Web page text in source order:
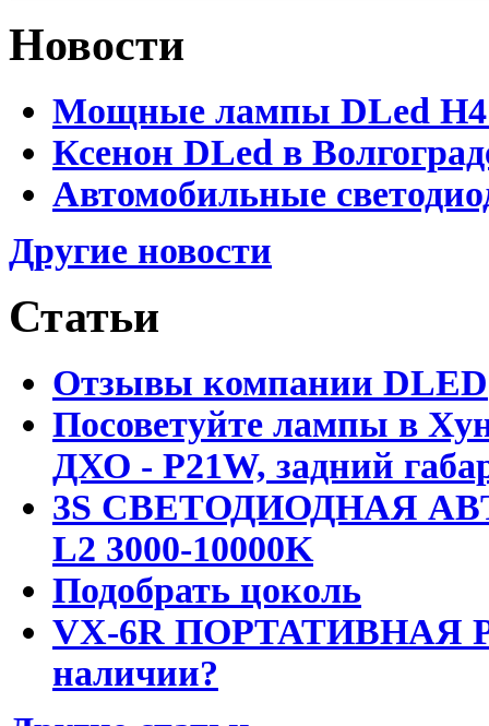
Новости
Мощные лампы DLed H4
Ксенон DLed в
Автомобильные
Другие новости
Статьи
Отзывы компании DLED
Посоветуйте лампы в
ДХО - P21W, задний
3S СВЕТОДИОДНАЯ
L2 3000-10000K
Подобрать цоколь
VX-6R ПОРТАТИВНАЯ
наличии?